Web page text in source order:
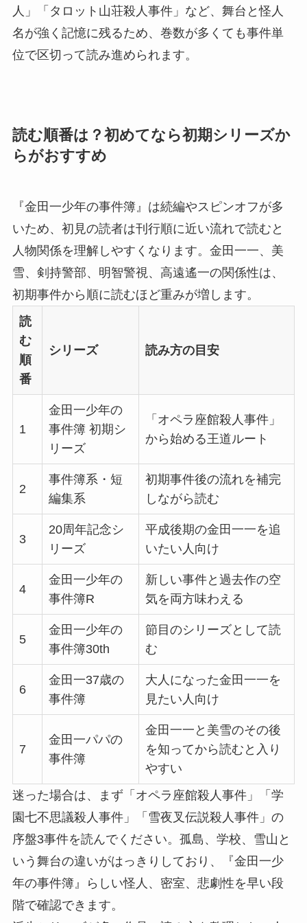
人」「タロット山荘殺人事件」など、舞台と怪人
名が強く記憶に残るため、巻数が多くても事件単
位で区切って読み進められます。
読む順番は？初めてなら初期シリーズか
らがおすすめ
『金田一少年の事件簿』は続編やスピンオフが多
いため、初見の読者は刊行順に近い流れで読むと
人物関係を理解しやすくなります。金田一一、美
雪、剣持警部、明智警視、高遠遙一の関係性は、
初期事件から順に読むほど重みが増します。
読
む
順
番
シリーズ 読み方の目安
1
金田一少年の
事件簿 初期シ
リーズ
「オペラ座館殺人事件」
から始める王道ルート
2
事件簿系・短
編集系
初期事件後の流れを補完
しながら読む
3
20周年記念シ
リーズ
平成後期の金田一一を追
いたい人向け
4
金田一少年の
事件簿R
新しい事件と過去作の空
気を両方味わえる
5
金田一少年の
事件簿30th
節目のシリーズとして読
む
6
金田一37歳の
事件簿
大人になった金田一一を
見たい人向け
7
金田一パパの
事件簿
金田一一と美雪のその後
を知ってから読むと入り
やすい
迷った場合は、まず「オペラ座館殺人事件」「学
園七不思議殺人事件」「雪夜叉伝説殺人事件」の
序盤3事件を読んでください。孤島、学校、雪山と
いう舞台の違いがはっきりしており、『金田一少
年の事件簿』らしい怪人、密室、悲劇性を早い段
階で確認できます。